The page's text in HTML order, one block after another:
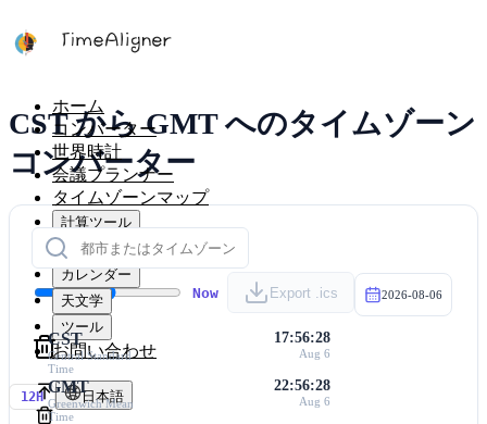
ホーム
コンバーター
世界時計
会議プランナー
タイムゾーンマップ
計算ツール
タイマー
カレンダー
天文学
ツール
お問い合わせ
12H 日本語
CST から GMT へのタイムゾーン
コンバーター
Now Export .ics 2026-08-06
CST
Central Standard
Time
17:56:28
Aug 6
GMT
Greenwich Mean
Time
22:56:28
Aug 6